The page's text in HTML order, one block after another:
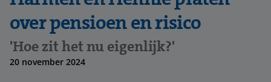
over pensioen en risico
'Hoe zit het nu eigenlijk?'
20 november 2024